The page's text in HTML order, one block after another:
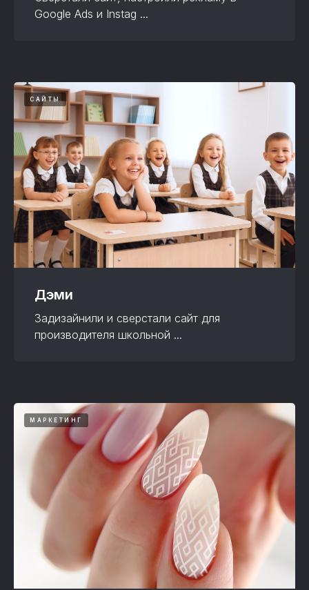
Google Ads и Instag ...
САЙТЫ
Дэми
Задизайнили и сверстали сайт для
производителя школьной ...
МАРКЕТИНГ